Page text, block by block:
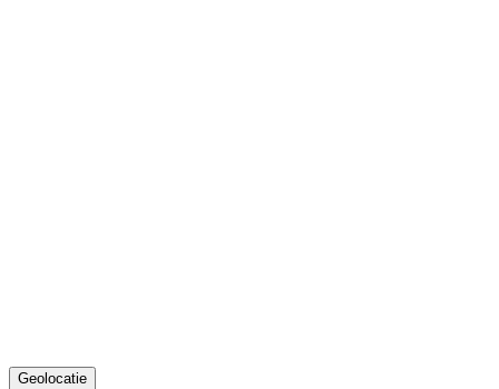
Geolocatie